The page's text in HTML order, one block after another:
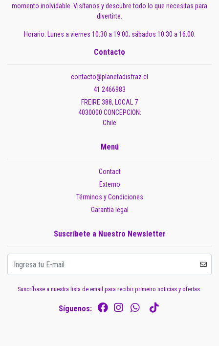
momento inolvidable. Visítanos y descubre todo lo que necesitas para
divertirte.
Horario: Lunes a viernes 10:30 a 19:00; sábados 10:30 a 16:00.
Contacto
contacto@planetadisfraz.cl
41 2466983
FREIRE 388, LOCAL 7
4030000 CONCEPCION:
Chile
Menú
Contact
Externo
Términos y Condiciones
Garantía legal
Suscríbete a Nuestro Newsletter
Suscríbase a nuestra lista de email para recibir primeiro noticias y ofertas.
Síguenos: